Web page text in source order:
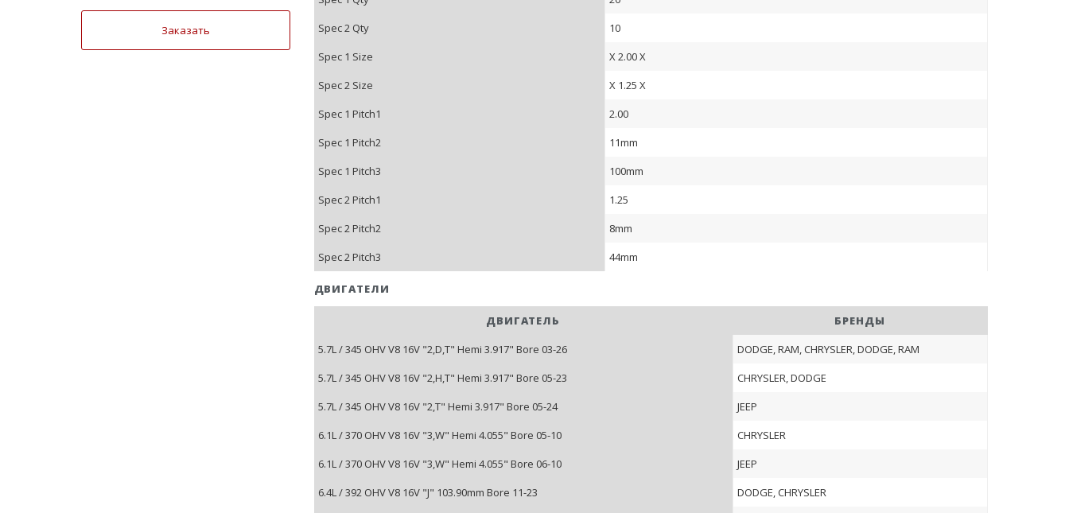
Заказать
Spec 2 Qty
10
Spec 1 Size
X 2.00 X
Spec 2 Size
X 1.25 X
Spec 1 Pitch1
2.00
Spec 1 Pitch2
11mm
Spec 1 Pitch3
100mm
Spec 2 Pitch1
1.25
Spec 2 Pitch2
8mm
Spec 2 Pitch3
44mm
ДВИГАТЕЛИ
ДВИГАТЕЛЬ
БРЕНДЫ
5.7L / 345 OHV V8 16V "2,D,T" Hemi 3.917" Bore 03-26
DODGE, RAM, CHRYSLER, DODGE, RAM
5.7L / 345 OHV V8 16V "2,H,T" Hemi 3.917" Bore 05-23
CHRYSLER, DODGE
5.7L / 345 OHV V8 16V "2,T" Hemi 3.917" Bore 05-24
JEEP
6.1L / 370 OHV V8 16V "3,W" Hemi 4.055" Bore 05-10
CHRYSLER
6.1L / 370 OHV V8 16V "3,W" Hemi 4.055" Bore 06-10
JEEP
6.4L / 392 OHV V8 16V "J" 103.90mm Bore 11-23
DODGE, CHRYSLER